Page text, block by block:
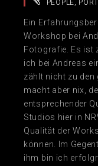
PEOPLE,
Ein
Workshop bei
Fotografie. Es ist
ich bei Andreas
zählt nicht zu
macht aber nix,
entsprechender
Studios hier in
Qualität der
können. Im
ihm bin ich